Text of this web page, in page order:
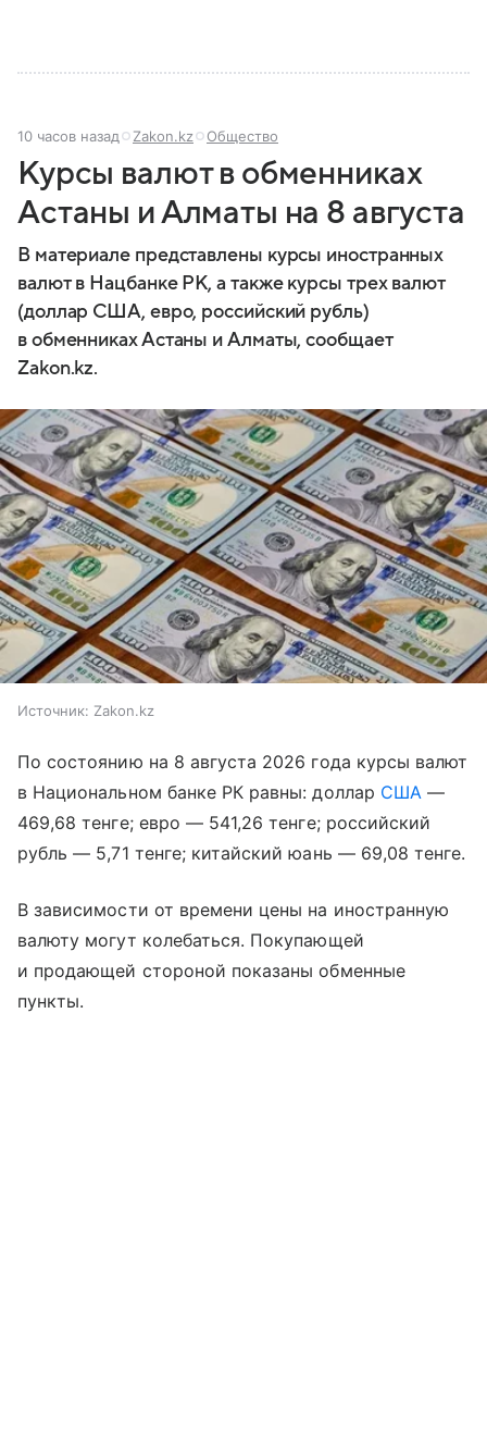
10 часов назад Zakon.kz Общество
Курсы валют в обменниках
Астаны и Алматы на 8 августа
В материале представлены курсы иностранных
валют в Нацбанке РК, а также курсы трех валют
(доллар США, евро, российский рубль)
в обменниках Астаны и Алматы, сообщает
Zakon.kz.
Источник: Zakon.kz
По состоянию на 8 августа 2026 года курсы валют
в Национальном банке РК равны: доллар США—
469,68 тенге; евро — 541,26 тенге; российский
рубль — 5,71 тенге; китайский юань — 69,08 тенге.
В зависимости от времени цены на иностранную
валюту могут колебаться. Покупающей
и продающей стороной показаны обменные
пункты.